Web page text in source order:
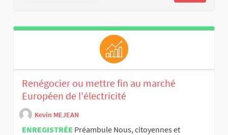
Renégocier ou mettre fin au marché
Européen de l'électricité
Kevin MEJEAN
ENREGISTRÉE Préambule Nous, citoyennes et